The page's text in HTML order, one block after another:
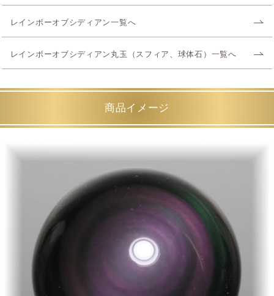
レインボーオブシディアン一覧へ
レインボーオブシディアン丸玉（スフィア、球体石）一覧へ
商品イメージ